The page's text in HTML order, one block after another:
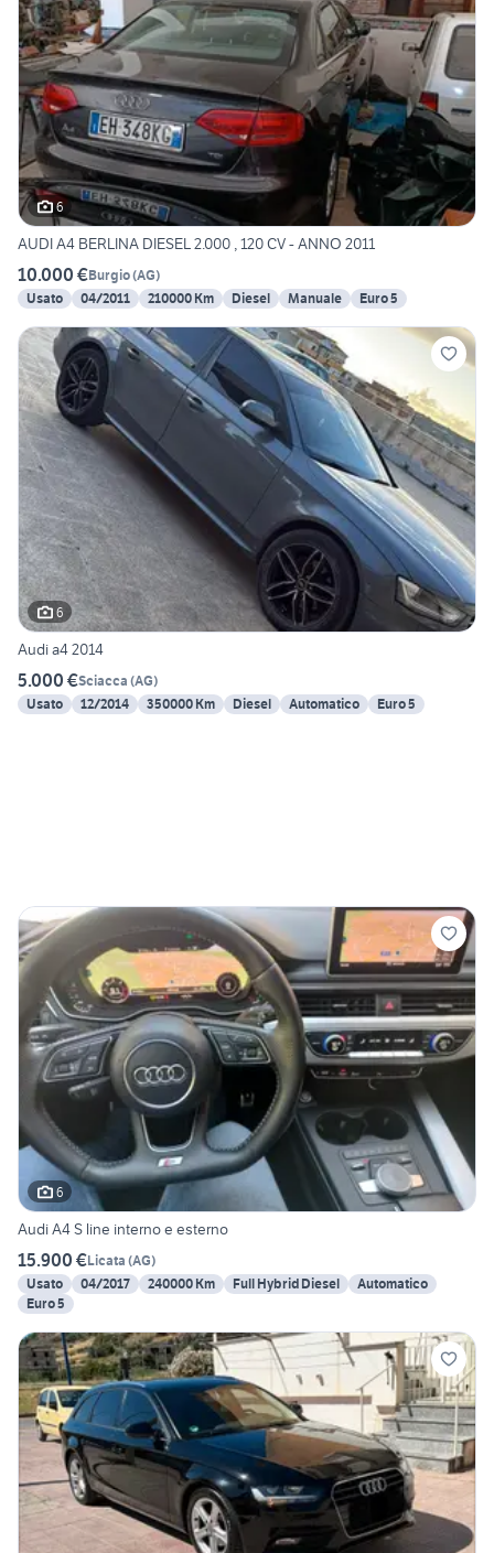
6
AUDI A4 BERLINA DIESEL 2.000 , 120 CV - ANNO 2011
10.000 €Burgio(AG)
Usato
04/2011 210000 Km Diesel Manuale Euro 5
6
Audi a4 2014
5.000 €Sciacca (AG)
Usato
12/2014 350000 Km Diesel Automatico Euro 5
6
Audi A4 S line interno e esterno
15.900 €Licata (AG)
Usato
04/2017 240000 Km Full Hybrid Diesel
Automatico
Euro 5